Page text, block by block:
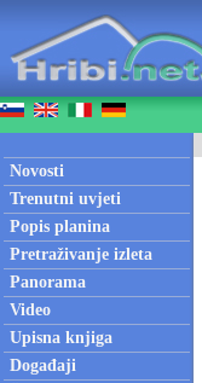
Novosti
Trenutni uvjeti
Popis planina
Pretraživanje izleta
Panorama
Video
Upisna knjiga
Događaji